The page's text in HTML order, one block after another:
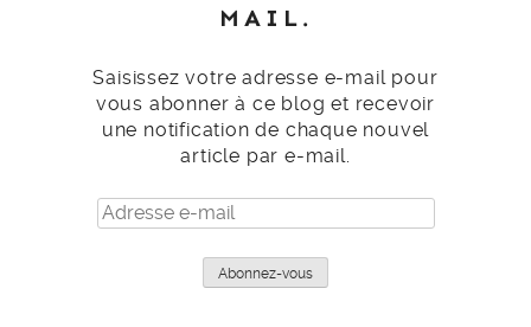
MAIL.
Saisissez votre adresse e-mail pour
vous abonner à ce blog et recevoir
une notification de chaque nouvel
article par e-mail.
Adresse
e-
Abonnez-vous